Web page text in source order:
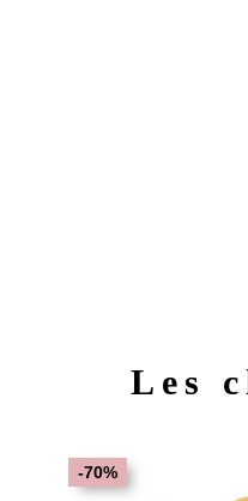
Les
-70%